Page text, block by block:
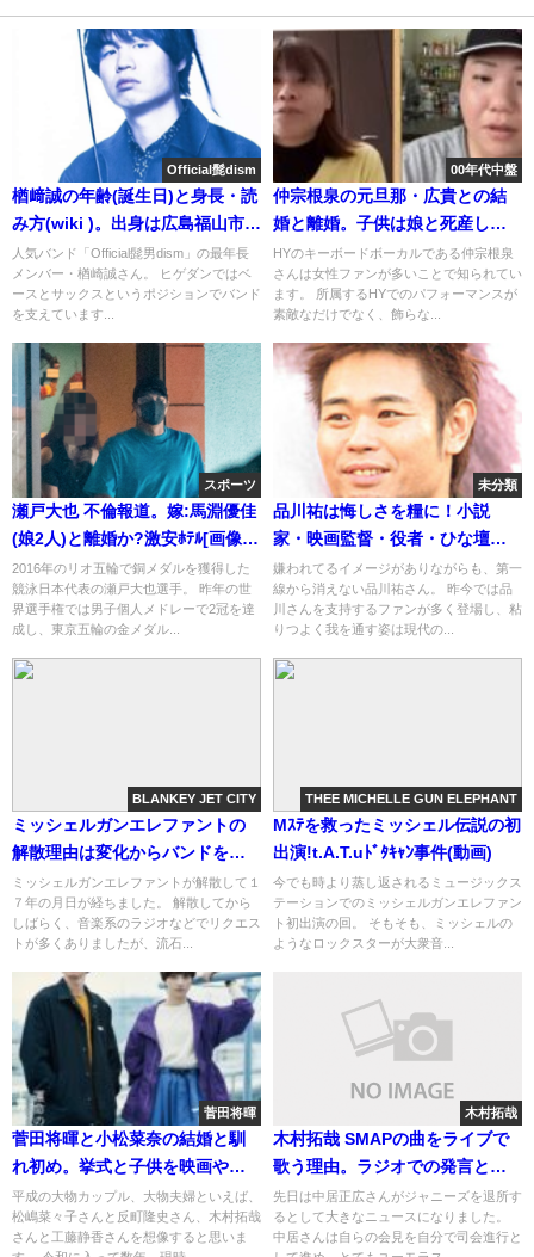
Official髭dism
楢﨑誠の年齢(誕生日)と身長・読
み方(wiki )。出身は広島福山市
(実家の父)
人気バンド「Official髭男dism」の最年長
メンバー・楢崎誠さん。 ヒゲダンではベ
ースとサックスというポジションでバンド
を支えています...
00年代中盤
仲宗根泉の元旦那・広貴との結
婚と離婚。子供は娘と死産した
息子の2人
HYのキーボードボーカルである仲宗根泉
さんは女性ファンが多いことで知られてい
ます。 所属するHYでのパフォーマンスが
素敵なだけでなく、飾らな...
スポーツ
瀬戸大也 不倫報道。嫁:馬淵優佳
(娘2人)と離婚か?激安ﾎﾃﾙ[画像/
週刊誌]
2016年のリオ五輪で銅メダルを獲得した
競泳日本代表の瀬戸大也選手。 昨年の世
界選手権では男子個人メドレーで2冠を達
成し、東京五輪の金メダル...
未分類
品川祐は悔しさを糧に！小説
家・映画監督・役者・ひな壇芸
人として
嫌われてるイメージがありながらも、第一
線から消えない品川祐さん。 昨今では品
川さんを支持するファンが多く登場し、粘
りつよく我を通す姿は現代の...
BLANKEY JET CITY
ミッシェルガンエレファントの
解散理由は変化からバンドを守
るため？
ミッシェルガンエレファントが解散して１
７年の月日が経ちました。 解散してから
しばらく、音楽系のラジオなどでリクエス
トが多くありましたが、流石...
THEE MICHELLE GUN ELEPHANT
Mｽﾃを救ったミッシェル伝説の初
出演!t.A.T.uﾄﾞﾀｷｬﾝ事件(動画)
今でも時より蒸し返されるミュージックス
テーションでのミッシェルガンエレファン
ト初出演の回。 そもそも、ミッシェルの
ようなロックスターが大衆音...
菅田将暉
菅田将暉と小松菜奈の結婚と馴
れ初め。挙式と子供を映画や共
演作で妄想
平成の大物カップル、大物夫婦といえば、
松嶋菜々子さんと反町隆史さん、木村拓哉
さんと工藤静香さんを想像すると思いま
木村拓哉
木村拓哉 SMAPの曲をライブで
歌う理由。ラジオでの発言と中
居
先日は中居正広さんがジャニーズを退所す
るとして大きなニュースになりました。
中居さんは自らの会見を自分で司会進行と